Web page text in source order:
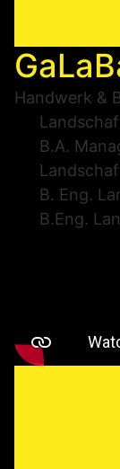
Handwerk &
B.A.
B. Eng.
B.Eng.